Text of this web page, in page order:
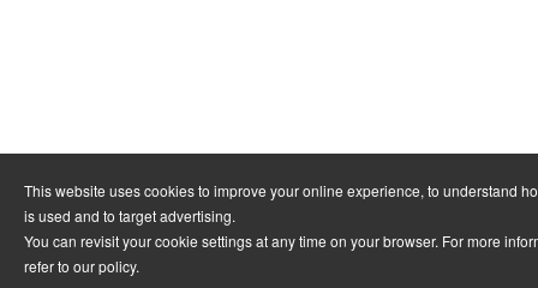
This website uses cookies to improve your online experience, to understand
is used and to target advertising.
You can revisit your cookie settings at any time on your browser. For more
refer to our policy.